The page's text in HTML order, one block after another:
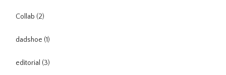
Collab (2)
dadshoe (1)
editorial (3)